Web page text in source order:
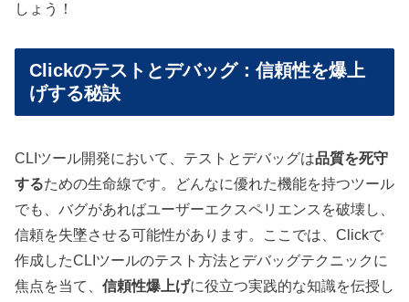
しょう！
Clickのテストとデバッグ：信頼性を爆上
げする秘訣
CLIツール開発において、テストとデバッグは品質を死守
するための生命線です。どんなに優れた機能を持つツール
でも、バグがあればユーザーエクスペリエンスを破壊し、
信頼を失墜させる可能性があります。ここでは、Clickで
作成したCLIツールのテスト方法とデバッグテクニックに
焦点を当て、 信頼性爆上げに役立つ実践的な知識を伝授し